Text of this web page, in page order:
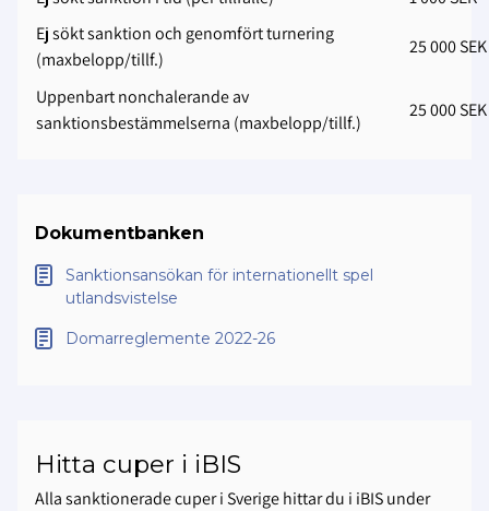
Ej sökt sanktion och genomfört turnering
(maxbelopp/tillf.)
25 000 SEK
Uppenbart nonchalerande av
sanktionsbestämmelserna (maxbelopp/tillf.)
25 000 SEK
Dokumentbanken
Sanktionsansökan för internationellt spel
utlandsvistelse
Domarreglemente 2022-26
Hitta cuper i iBIS
Alla sanktionerade cuper i Sverige hittar du i iBIS under